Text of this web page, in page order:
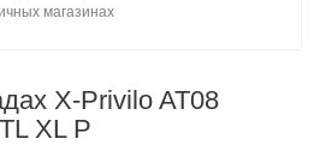
магазинах
X-Privilo AT08
XL P